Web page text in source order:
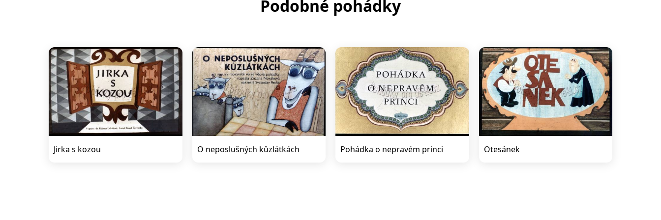
Podobné pohádky
Jirka s kozou O neposlušných kůzlátkách Pohádka o nepravém princi Otesánek